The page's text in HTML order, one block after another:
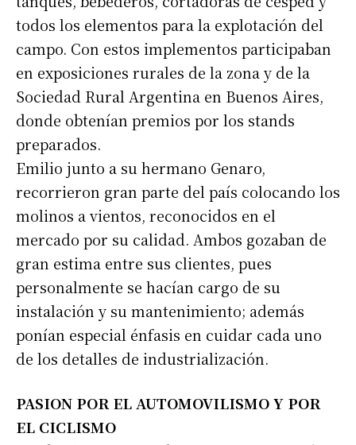
todos los elementos para la explotación del
campo. Con estos implementos participaban
en exposiciones rurales de la zona y de la
Sociedad Rural Argentina en Buenos Aires,
donde obtenían premios por los stands
preparados.
Emilio junto a su hermano Genaro,
recorrieron gran parte del país colocando los
molinos a vientos, reconocidos en el
mercado por su calidad. Ambos gozaban de
gran estima entre sus clientes, pues
personalmente se hacían cargo de su
instalación y su mantenimiento; además
ponían especial énfasis en cuidar cada uno
de los detalles de industrialización.
PASION POR EL AUTOMOVILISMOY POR
EL CICLISMO